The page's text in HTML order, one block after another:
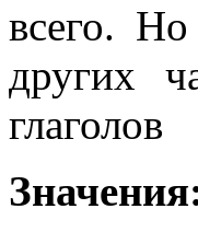
всего.
других
глаголов